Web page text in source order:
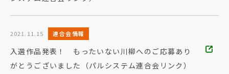
2021.11.15 連合会情報
入選作品発表！ もったいない川柳へのご応募あり
がとうございました（パルシステム連合会リンク）